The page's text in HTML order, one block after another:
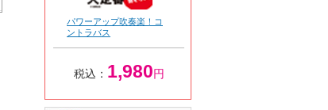
パワーアップ吹奏楽！コ
ントラバス
税込： 1,980円